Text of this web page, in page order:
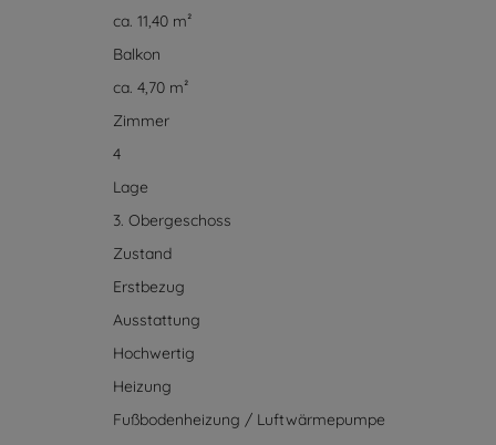
ca. 11,40 m²
Balkon
ca. 4,70 m²
Zimmer
4
Lage
3. Obergeschoss
Zustand
Erstbezug
Ausstattung
Hochwertig
Heizung
Fußbodenheizung / Luftwärmepumpe